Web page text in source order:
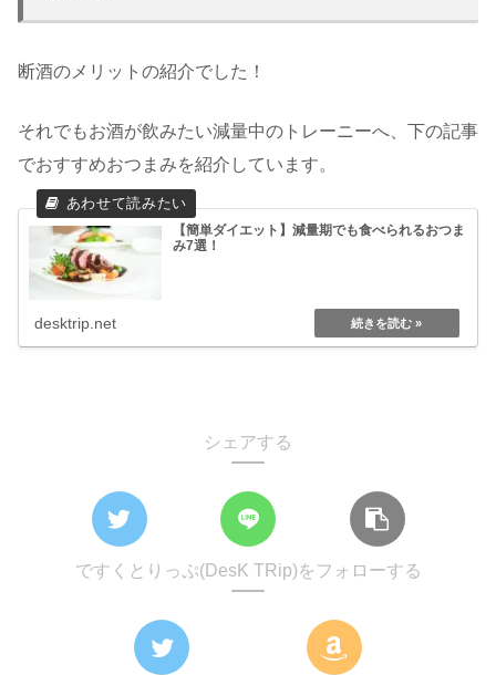
断酒のメリットの紹介でした！
それでもお酒が飲みたい減量中のトレーニーへ、下の記事
でおすすめおつまみを紹介しています。
【簡単ダイエット】減量期でも食べられるおつま
み7選！
desktrip.net
シェアする
ですくとりっぷ(DesK TRip)をフォローする